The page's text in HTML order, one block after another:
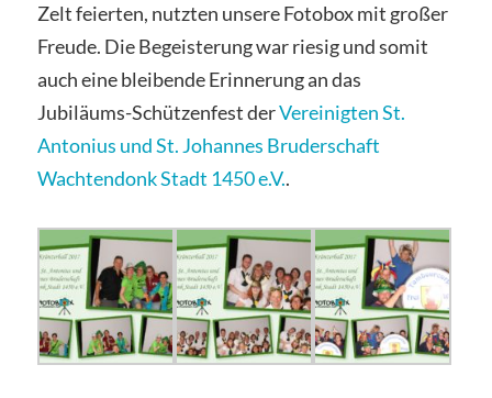
Zelt feierten, nutzten unsere Fotobox mit großer
Freude. Die Begeisterung war riesig und somit
auch eine bleibende Erinnerung an das
Jubiläums-Schützenfest derVereinigten St.
Antonius und St. Johannes Bruderschaft
Wachtendonk Stadt 1450 e.V..